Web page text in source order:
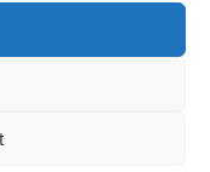
WordPress